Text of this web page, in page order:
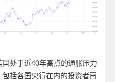
国处于近40年高点的通胀压力
括各国央行在内的投资者再